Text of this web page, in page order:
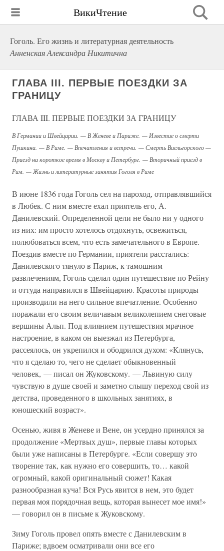
ВикиЧтение
Гоголь. Его жизнь и литературная деятельность
Анненская Александра Никитична
ГЛАВА III. ПЕРВЫЕ ПОЕЗДКИ ЗА
ГРАНИЦУ
ГЛАВА III. ПЕРВЫЕ ПОЕЗДКИ ЗА ГРАНИЦУ
В Германии и Швейцарии. — В Женеве и Париже. — Известие о смерти
Пушкина. — В Риме. — Впечатления и встречи. — Смерть Виельгорского —
Приезд на короткое время в Москву и Петербург. — Вторичный приезд в
Рим. — Жизнь и литературные занятия Гоголя в Риме
В июне 1836 года Гоголь сел на пароход, отправлявшийся
в Любек. С ним вместе ехал приятель его, А.
Данилевский. Определенной цели не было ни у одного
из них: им просто хотелось отдохнуть, освежиться,
полюбоваться всем, что есть замечательного в Европе.
Поездив вместе по Германии, приятели расстались:
Данилевского тянуло в Париж, к тамошним
развлечениям, Гоголь сделал один путешествие по Рейну
и оттуда направился в Швейцарию. Красоты природы
производили на него сильное впечатление. Особенно
поражали его своим величавым великолепием снеговые
вершины Альп. Под влиянием путешествия мрачное
настроение, в каком он выезжал из Петербурга,
рассеялось, он укрепился и ободрился духом: «Клянусь,
что я сделаю то, чего не сделает обыкновенный
человек, — писал он Жуковскому. — Львиную силу
чувствую в душе своей и заметно слышу переход свой из
детства, проведенного в школьных занятиях, в
юношеский возраст».
Осенью, живя в Женеве и Вене, он усердно принялся за
продолжение «Мертвых душ», первые главы которых
были уже написаны в Петербурге. «Если совершу это
творение так, как нужно его совершить, то… какой
огромный, какой оригинальный сюжет! Какая
разнообразная куча! Вся Русь явится в нем, это будет
первая моя порядочная вещь, которая вынесет мое имя!»
— говорил он в письме к Жуковскому.
Зиму Гоголь провел опять вместе с Данилевским в
Париже; вдвоем осматривали они все его